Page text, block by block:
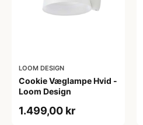
LOOM DESIGN
Cookie Væglampe Hvid -
Loom Design
1.499,00 kr